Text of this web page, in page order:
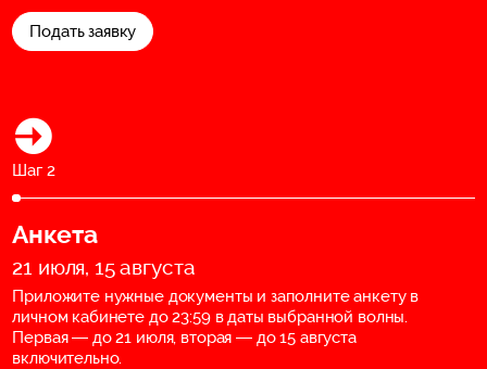
Подать заявку
Шаг 2
Анкета
21 июля, 15 августа
Приложите нужные документы и заполните анкету в
личном кабинете до 23:59 в даты выбранной волны.
Первая — до 21 июля, вторая — до 15 августа
включительно.